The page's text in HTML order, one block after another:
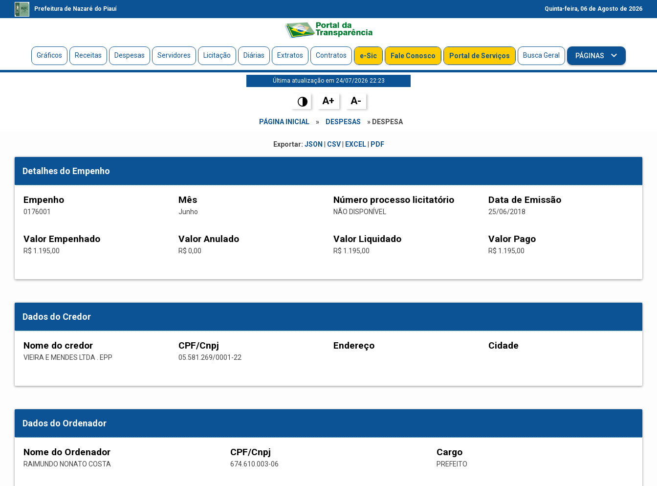
Prefeitura de Nazaré do Piauí Quinta-feira, 06 de Agosto de 2026
Gráficos Receitas Despesas Servidores Licitação Diárias Extratos Contratos e-Sic Fale Conosco Portal de Serviços Busca Geral PÁGINAS
Última atualização em 24/07/2026 22:23
A+ A-
PÁGINA INICIAL » DESPESAS » DESPESA
Exportar: JSON CSV| EXCEL| PDF
Detalhes do Empenho
Empenho
0176001
Mês
Junho
Número processo licitatório
NÃO DISPONÍVEL
Data de Emissão
25/06/2018
Valor Empenhado
R$ 1.195,00
Valor Anulado
R$ 0,00
Valor Liquidado
R$ 1.195,00
Valor Pago
R$ 1.195,00
Dados do Credor
Nome do credor
VIEIRA E MENDES LTDA . EPP
CPF/Cnpj
05.581.269/0001-22
Endereço Cidade
Dados do Ordenador
Nome do Ordenador
RAIMUNDO NONATO COSTA
CPF/Cnpj
674.610.003-06
Cargo
PREFEITO